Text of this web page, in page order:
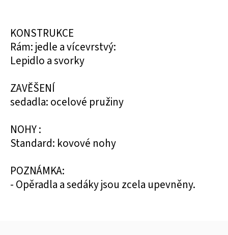
KONSTRUKCE
Rám: jedle a vícevrstvý:
Lepidlo a svorky
ZAVĚŠENÍ
sedadla: ocelové pružiny
NOHY :
Standard: kovové nohy
POZNÁMKA:
- Opěradla a sedáky jsou zcela upevněny.